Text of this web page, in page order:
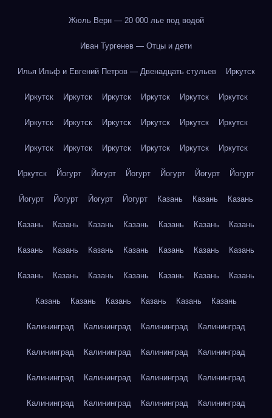
Жюль Верн — 20 000 лье под водой
Иван Тургенев — Отцы и дети
Илья Ильф и Евгений Петров — Двенадцать стульев Иркутск
Иркутск Иркутск Иркутск Иркутск Иркутск Иркутск
Иркутск Иркутск Иркутск Иркутск Иркутск Иркутск
Иркутск Иркутск Иркутск Иркутск Иркутск Иркутск
Иркутск Йогурт Йогурт Йогурт Йогурт Йогурт Йогурт
Йогурт Йогурт Йогурт Йогурт Казань Казань Казань
Казань Казань Казань Казань Казань Казань Казань
Казань Казань Казань Казань Казань Казань Казань
Казань Казань Казань Казань Казань Казань Казань
Казань Казань Казань Казань Казань Казань
Калининград Калининград Калининград Калининград
Калининград Калининград Калининград Калининград
Калининград Калининград Калининград Калининград
Калининград Калининград Калининград Калининград